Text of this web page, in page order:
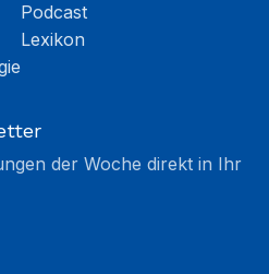
Podcast
Lexikon
der Woche direkt in Ihr